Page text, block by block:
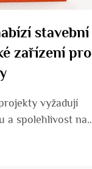
stavební
zařízení pro
vyžadují
a spolehlivost na
tlaku, aby dodaly